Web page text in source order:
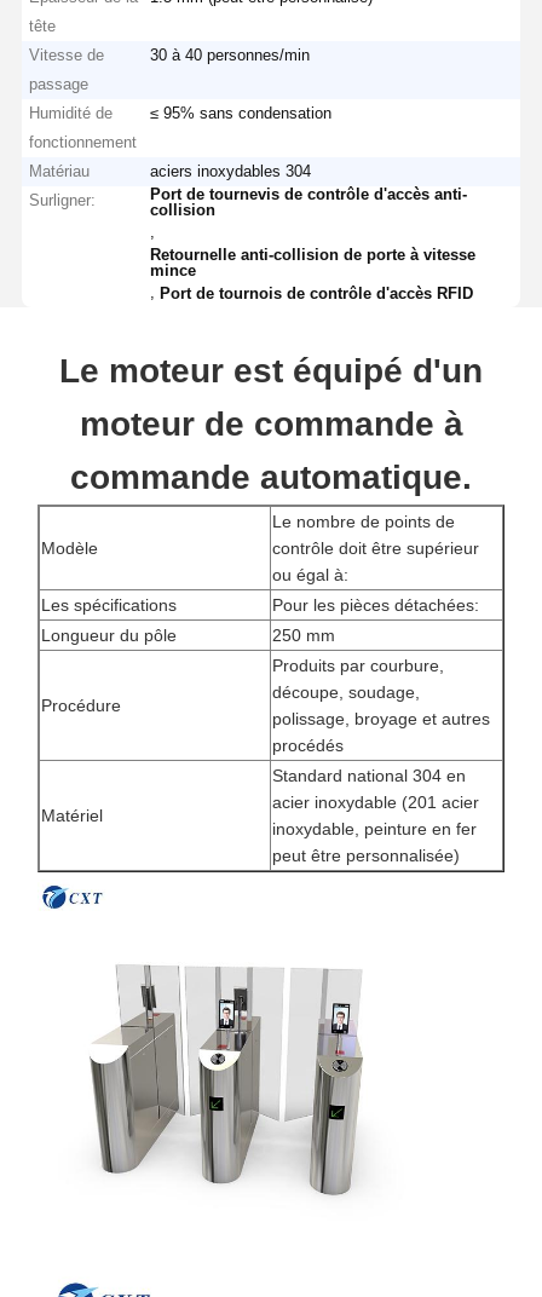
tête
Vitesse de
passage
30 à 40 personnes/min
Humidité de
fonctionnement
≤ 95% sans condensation
Matériau
aciers inoxydables 304
Surligner:
Port de tournevis de contrôle d'accès anti-
collision
Retournelle anti-collision de porte à vitesse
mince
,Port de tournois de contrôle d'accès RFID
Le moteur est équipé d'un
moteur de commande à
commande automatique.
Modèle
Le nombre de points de
contrôle doit être supérieur
ou égal à:
Les spécifications
Pour les pièces détachées:
Longueur du pôle
250 mm
Procédure
Produits par courbure,
découpe, soudage,
polissage, broyage et autres
procédés
Matériel
Standard national 304 en
acier inoxydable (201 acier
inoxydable, peinture en fer
peut être personnalisée)